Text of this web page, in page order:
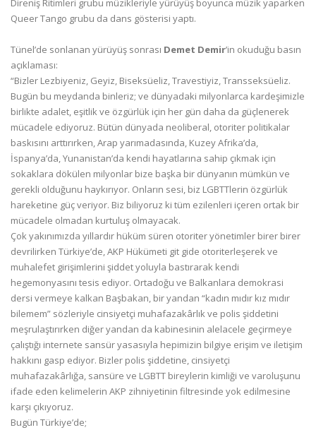
Queer Tango grubu da dans gösterisi yaptı.
Tünel’de sonlanan yürüyüş sonrası Demet Demir’in okuduğu basın
açıklaması:
“Bizler Lezbiyeniz, Geyiz, Biseksüeliz, Travestiyiz, Transseksüeliz.
Bugün bu meydanda binleriz; ve dünyadaki milyonlarca kardeşimizle
birlikte adalet, eşitlik ve özgürlük için her gün daha da güçlenerek
mücadele ediyoruz. Bütün dünyada neoliberal, otoriter politikalar
baskısını arttırırken, Arap yarımadasında, Kuzey Afrika’da,
İspanya’da, Yunanistan’da kendi hayatlarına sahip çıkmak için
sokaklara dökülen milyonlar bize başka bir dünyanın mümkün ve
gerekli olduğunu haykırıyor. Onların sesi, biz LGBTTlerin özgürlük
hareketine güç veriyor. Biz biliyoruz ki tüm ezilenleri içeren ortak bir
mücadele olmadan kurtuluş olmayacak.
Çok yakınımızda yıllardır hüküm süren otoriter yönetimler birer birer
devrilirken Türkiye’de, AKP Hükümeti git gide otoriterleşerek ve
muhalefet girişimlerini şiddet yoluyla bastırarak kendi
hegemonyasını tesis ediyor. Ortadoğu ve Balkanlara demokrasi
dersi vermeye kalkan Başbakan, bir yandan “kadın mıdır kız mıdır
bilemem” sözleriyle cinsiyetçi muhafazakârlık ve polis şiddetini
meşrulaştırırken diğer yandan da kabinesinin alelacele geçirmeye
çalıştığı internete sansür yasasıyla hepimizin bilgiye erişim ve iletişim
hakkını gasp ediyor. Bizler polis şiddetine, cinsiyetçi
muhafazakârlığa, sansüre ve LGBTT bireylerin kimliği ve varoluşunu
ifade eden kelimelerin AKP zihniyetinin filtresinde yok edilmesine
karşı çıkıyoruz.
Bugün Türkiye’de;